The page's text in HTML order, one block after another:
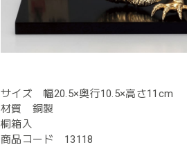
サイズ 幅20.5×奥行10.5×高さ11cm
材質 銅製
桐箱入
商品コード 13118